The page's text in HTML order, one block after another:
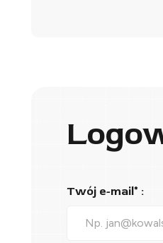
Twój e-mail* :